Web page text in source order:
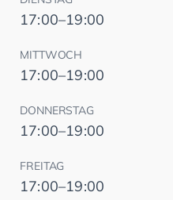
17:00–19:00
MITTWOCH
17:00–19:00
DONNERSTAG
17:00–19:00
FREITAG
17:00–19:00